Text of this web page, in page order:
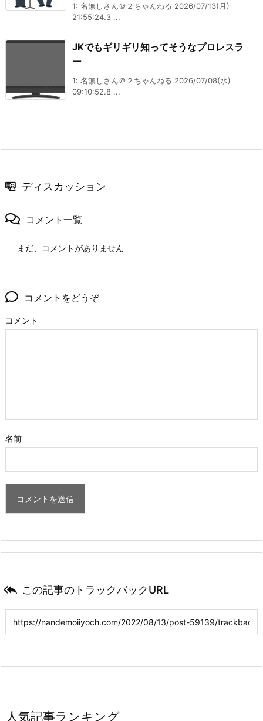
1: 名無しさん＠２ちゃんねる 2026/07/13(月)
21:55:24.3 ...
JKでもギリギリ知ってそうなプロレスラ
ー
1: 名無しさん＠２ちゃんねる 2026/07/08(水)
09:10:52.8 ...
ディスカッション
コメント一覧
まだ、コメントがありません
コメントをどうぞ
コメント
名前
 この記事のトラックバックURL
人気記事ランキング